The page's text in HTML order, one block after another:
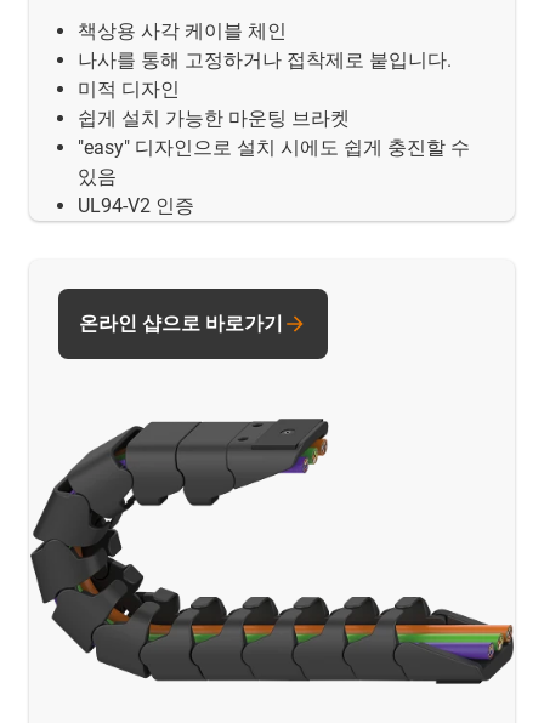
책상용 사각 케이블 체인
나사를 통해 고정하거나 접착제로 붙입니다.
미적 디자인
쉽게 설치 가능한 마운팅 브라켓
"easy" 디자인으로 설치 시에도 쉽게 충진할 수
있음
UL94-V2 인증
온라인 샵으로 바로가기